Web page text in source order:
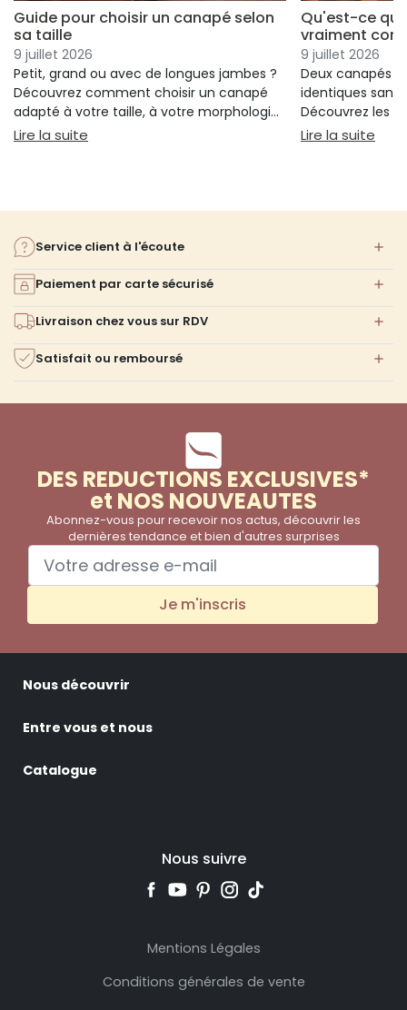
Guide pour choisir un canapé selon
sa taille
9 juillet 2026
Petit, grand ou avec de longues jambes ?
Découvrez comment choisir un canapé
adapté à votre taille, à votre morphologie
et à votre confort.
Lire la suite : Guide pour choisir un canapé selon sa taille
Qu'est-ce qui
vraiment
9 juillet 2026
Deux canapés
identiques
Découvrez les
réellement
Lire la suite
Service client à l'écoute
Paiement par carte sécurisé
Livraison chez vous sur RDV
Satisfait ou remboursé
DES REDUCTIONS EXCLUSIVES*
et NOS NOUVEAUTES
Abonnez-vous pour recevoir nos actus, découvrir les
dernières tendance et bien d'autres surprises
Je m'inscris
Nous découvrir
Entre vous et nous
Catalogue
Nous suivre
Mentions Légales
Conditions générales de vente